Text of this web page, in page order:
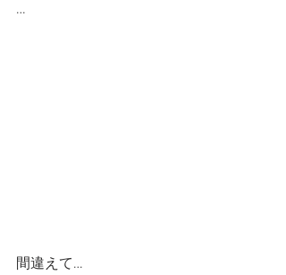
…
間違えて…